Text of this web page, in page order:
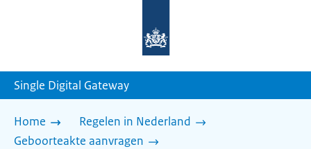
homepage
Single Digital Gateway
Home
Regelen in Nederland
Geboorteakte aanvragen